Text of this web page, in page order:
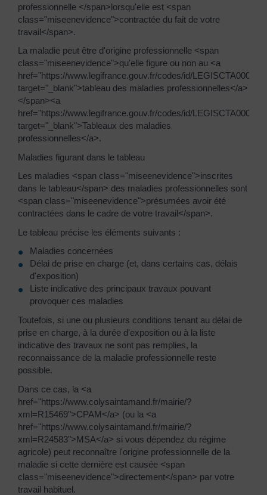
professionnelle </span>lorsqu'elle est <span
class="miseenevidence">contractée du fait de votre
travail</span>.
La maladie peut être d'origine professionnelle <span
class="miseenevidence">qu'elle figure ou non au <a
href="https://www.legifrance.gouv.fr/codes/id/
target="_blank">tableau des maladies professionnelles</a>
</span><a
href="https://www.legifrance.gouv.fr/codes/id/
target="_blank">Tableaux des maladies
professionnelles</a>.
Maladies figurant dans le tableau
Les maladies <span class="miseenevidence">inscrites
dans le tableau</span> des maladies professionnelles sont
<span class="miseenevidence">présumées avoir été
contractées dans le cadre de votre travail</span>.
Le tableau précise les éléments suivants :
Maladies concernées
Délai de prise en charge (et, dans certains cas, délais
d'exposition)
Liste indicative des principaux travaux pouvant
provoquer ces maladies
Toutefois, si une ou plusieurs conditions tenant au délai de
prise en charge, à la durée d'exposition ou à la liste
indicative des travaux ne sont pas remplies, la
reconnaissance de la maladie professionnelle reste
possible.
Dans ce cas, la <a
href="https://www.colysaintamand.fr/mairie/?
xml=R15469">CPAM</a> (ou la <a
href="https://www.colysaintamand.fr/mairie/?
xml=R24583">MSA</a> si vous dépendez du régime
agricole) peut reconnaître l'origine professionnelle de la
maladie si cette dernière est causée <span
class="miseenevidence">directement</span> par votre
travail habituel.